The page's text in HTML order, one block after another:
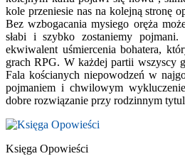
kole przeniesie nas na kolejną stronę
Bez wzbogacania mysiego oręża
słabi i szybko zostaniemy
ekwiwalent uśmiercenia bohatera,
grach RPG. W każdej partii wszyscy
Fala kościanych niepowodzeń w
pojmaniem i chwilowym
dobre rozwiązanie przy rodzinnym
Księga Opowieści